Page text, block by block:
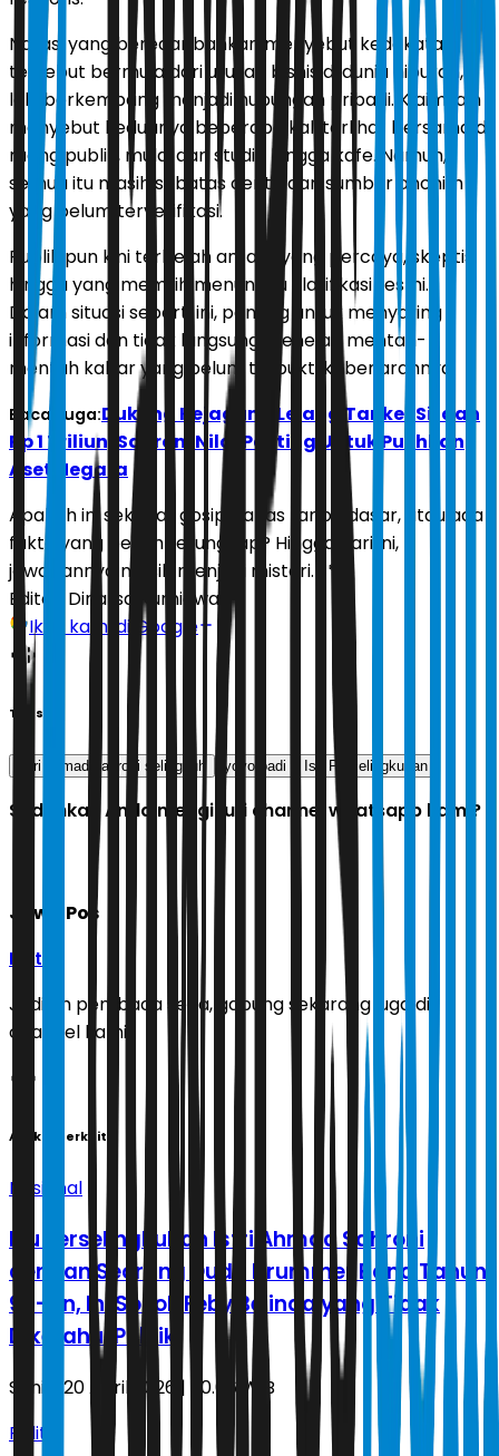
Narasi yang beredar bahkan menyebut kedekatan
tersebut bermula dari urusan bisnis di dunia hiburan,
lalu berkembang menjadi hubungan pribadi. Klaim lain
menyebut keduanya beberapa kali terlihat bersama di
ruang publik, mulai dari studio hingga kafe. Namun,
semua itu masih sebatas cerita dari sumber anonim
yang belum terverifikasi.
Publik pun kini terbelah antara yang percaya, skeptis,
hingga yang memilih menunggu klarifikasi resmi.
Dalam situasi seperti ini, penting untuk menyaring
informasi dan tidak langsung menelan mentah-
mentah kabar yang belum terbukti kebenarannya.
Baca Juga:Dukung Kejagung Lelang Tanker Sitaan
Rp 1 Triliun, Sahroni Nilai Penting Untuk Pulihkan
Aset Negara
Apakah ini sekadar gosip panas tanpa dasar, atau ada
fakta yang belum terungkap? Hingga hari ini,
jawabannya masih menjadi misteri.
(*)
Editor: Dinarsa Kurniawan
Ikuti kami di Google
Tags
istri ahmad sahroni selingkuh yoyo padi Isu Perselingkuhan
Sudahkah Anda mengikuti channel whatsapp kami?
Jawa Pos
Ikuti
Jadilah pembaca setia, gabung sekarang juga di
channel kami!
Artikel Terkait
Nasional
Isu Perselingkuhan Istri Ahmad Sahroni
dengan Seorang Duda Drummer Band Tahun
90-an, Ini Sosok Feby Belinda yang Tidak
Diketahui Publik
Senin, 20 April 2026 | 20.06 WIB
Politik